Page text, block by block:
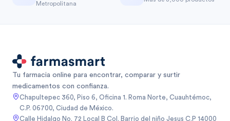
Metropolitana
Tu farmacia online para encontrar, comparar y surtir
medicamentos con confianza.
Chapultepec 360, Piso 6, Oficina 1. Roma Norte, Cuauhtémoc,
C.P. 06700, Ciudad de México.
Calle Hidalgo No. 72 Local B Col. Barrio del niño Jesus C.P 14000